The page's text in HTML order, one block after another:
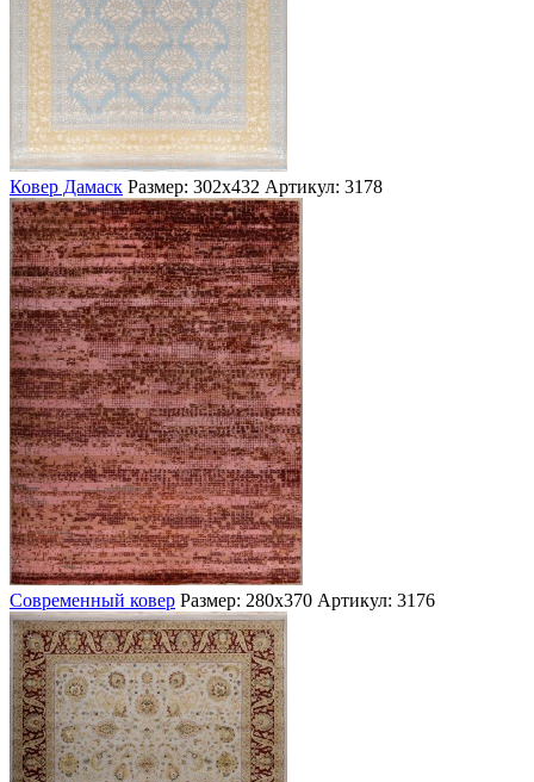
Ковер Дамаск Размер: 302х432 Артикул: 3178
Современный ковер Размер: 280х370 Артикул: 3176